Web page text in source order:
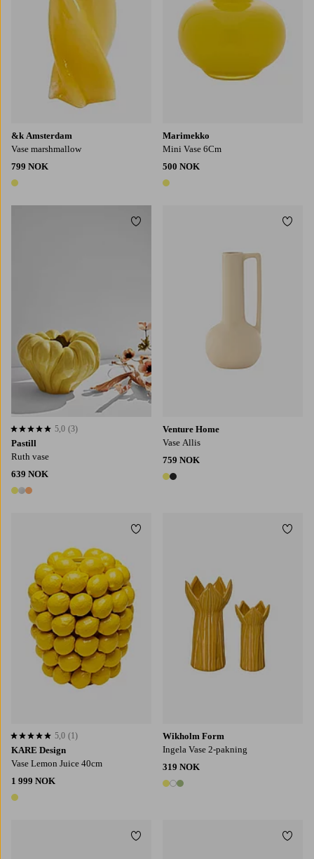
&k Amsterdam
Vase marshmallow
799 NOK
1 farge
Marimekko
Mini Vase 6Cm
500 NOK
1 farge
Pastill
Ruth vase
639 NOK
3 farger
5,0 basert på 3 karaktergivninger
5,0 (3)
Legg til favoritter
Venture Home
Vase Allis
759 NOK
2 farger
KARE Design
Vase Lemon Juice 40cm
1 999 NOK
1 farge
5,0 basert på 1 karaktergivninger
5,0 (1)
Legg til favoritter
Wikholm Form
Ingela Vase 2-pakning
319 NOK
3 farger
Legg til favoritter